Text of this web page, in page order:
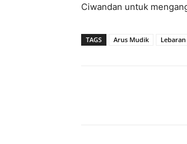
Ciwandan untuk
TAGS Arus Mudik Lebaran